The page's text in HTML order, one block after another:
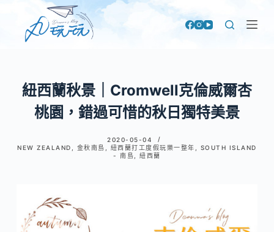
容紐西蘭秋景｜Cromwell克倫威爾杏
桃園，錯過可惜的秋日獨特美景
2020-05-04
NEW ZEALAND
金秋南島 紐西蘭打工度假玩樂一整年
SOUTH ISLAND
- 南島
,紐西蘭